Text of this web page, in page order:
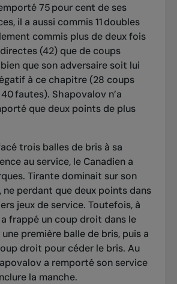
75 pour cent de ses
il a aussi commis 11 doubles
commis plus de deux fois
(42) que de coups
que son adversaire soit lui
à ce chapitre (28 coups
fautes). Shapovalov n’a
que deux points de plus
trois balles de bris à sa
au service, le Canadien a
Tirante dominait sur son
ne perdant que deux points dans
jeux de service. Toutefois, à
frappé un coup droit dans le
première balle de bris, puis a
droit pour céder le bris. Au
a remporté son service
la manche.